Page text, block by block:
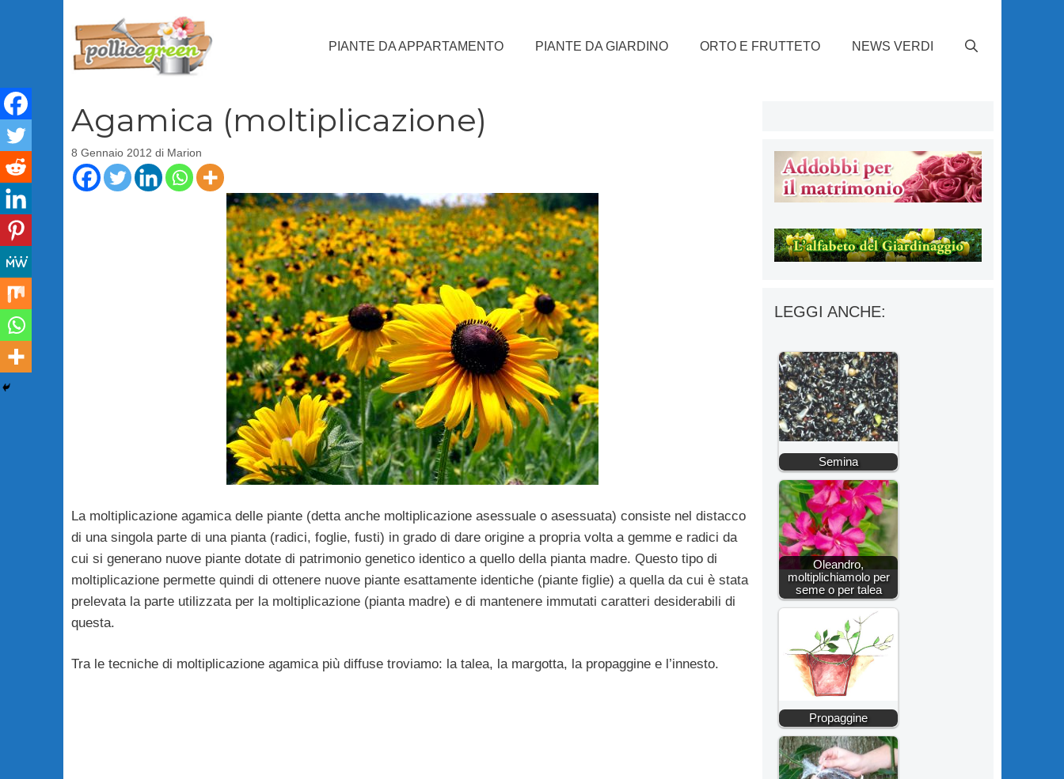
PIANTE DA APPARTAMENTO PIANTE DA GIARDINO ORTO E FRUTTETO NEWS VERDI
Agamica (moltiplicazione)
8 Gennaio 2012 di Marion
La moltiplicazione agamica delle piante (detta anche moltiplicazione asessuale o asessuata) consiste nel distacco
di una singola parte di una pianta (radici, foglie, fusti) in grado di dare origine a propria volta a gemme e radici da
cui si generano nuove piante dotate di patrimonio genetico identico a quello della pianta madre. Questo tipo di
moltiplicazione permette quindi di ottenere nuove piante esattamente identiche (piante figlie) a quella da cui è stata
prelevata la parte utilizzata per la moltiplicazione (pianta madre) e di mantenere immutati caratteri desiderabili di
questa.
Tra le tecniche di moltiplicazione agamica più diffuse troviamo: la talea, la margotta, la propaggine e l’innesto.
LEGGI ANCHE:
Semina
Oleandro,
moltiplichiamolo per
seme o per talea
Propaggine